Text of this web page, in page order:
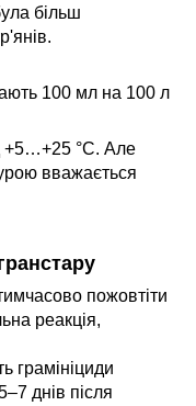
більш
100 мл на 100 л
+5…+25 °C. Але
вважається
пожовтіти
реакція,
грамініциди
днів після